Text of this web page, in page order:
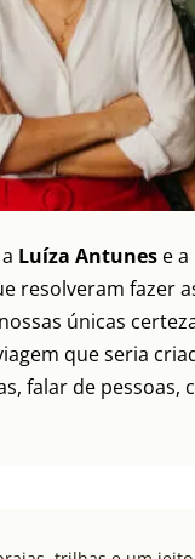
Luíza Antunes e a
resolveram fazer
únicas
que seria
falar de